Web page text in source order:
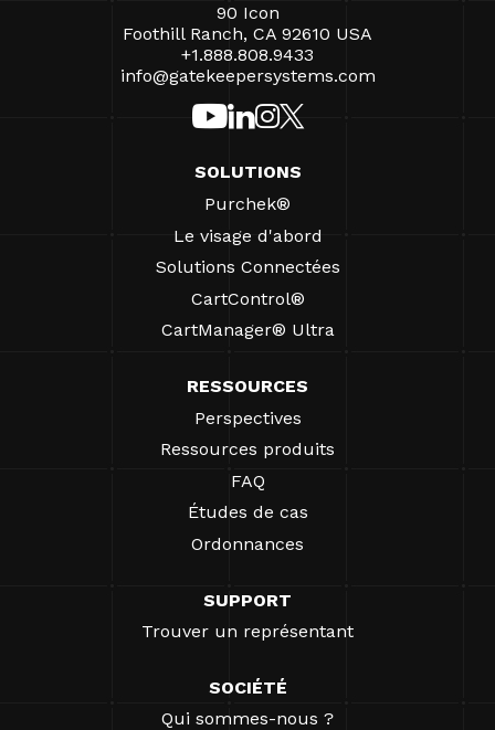
90 Icon
Foothill Ranch, CA 92610 USA
+1.888.808.9433
info@gatekeepersystems.com
SOLUTIONS
Purchek®
Le visage d'abord
Solutions Connectées
CartControl®
CartManager® Ultra
RESSOURCES
Perspectives
Ressources produits
FAQ
Études de cas
Ordonnances
SUPPORT
Trouver un représentant
SOCIÉTÉ
Qui sommes-nous ?